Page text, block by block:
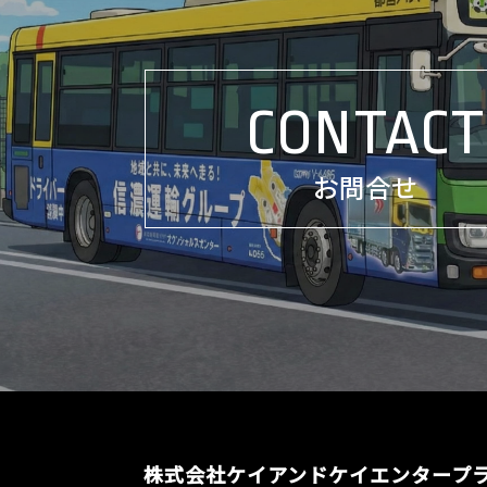
CONTACT
お問合せ
株式会社ケイアンドケイエンタープ